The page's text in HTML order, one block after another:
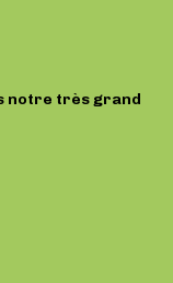
notre très grand